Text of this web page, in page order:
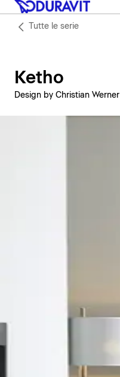
Tutte le serie
Ketho
Design by Christian Werner